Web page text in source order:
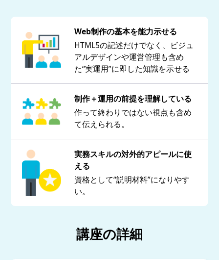
Web制作の基本を能力示せる
HTML5の記述だけでなく、ビジュ
アルデザインや運営管理も含め
た“実運用”に即した知識を示せる
制作＋運用の前提を理解している
作って終わりではない視点も含め
て伝えられる。
実務スキルの対外的アピールに使
える
資格として“説明材料”になりやす
い。
講座の詳細